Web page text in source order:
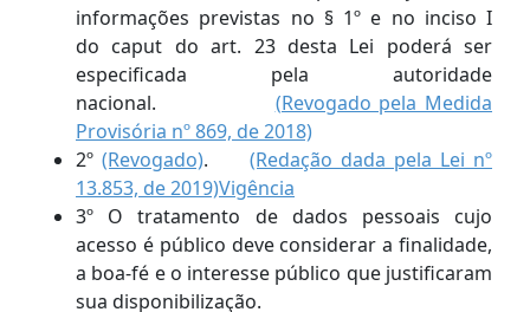
informações previstas no § 1º e no inciso I
do caput do art. 23 desta Lei poderá ser
especificada pela autoridade
nacional. (Revogado pela Medida
Provisória nº 869, de 2018)
2º (Revogado). (Redação dada pela Lei nº
13.853, de 2019)Vigência
3º O tratamento de dados pessoais cujo
acesso é público deve considerar a finalidade,
a boa-fé e o interesse público que justificaram
sua disponibilização.